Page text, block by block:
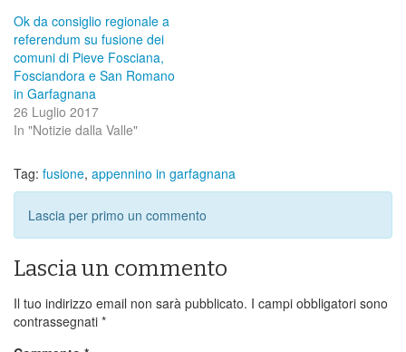
Ok da consiglio regionale a
referendum su fusione dei
comuni di Pieve Fosciana,
Fosciandora e San Romano
in Garfagnana
26 Luglio 2017
In "Notizie dalla Valle"
Tag: fusione, appennino in garfagnana
Lascia per primo un commento
Lascia un commento
Il tuo indirizzo email non sarà pubblicato. I campi obbligatori sono
contrassegnati *